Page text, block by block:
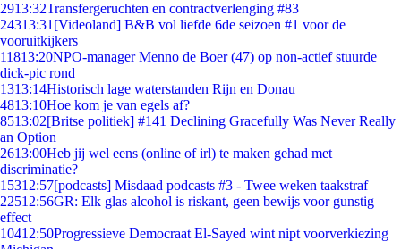
2913:32Transfergeruchten en contractverlenging #83
24313:31 [Videoland] B&B vol liefde 6de seizoen #1 voor de
vooruitkijkers
11813:20NPO-manager Menno de Boer (47) op non-actief stuurde
dick-pic rond
1313:14Historisch lage waterstanden Rijn en Donau
4813:10Hoe kom je van egels af?
8513:02[Britse politiek] #141 Declining Gracefully Was Never Really
an Option
2613:00Heb jij wel eens (online of irl) te maken gehad met
discriminatie?
15312:57[podcasts] Misdaad podcasts #3 - Twee weken taakstraf
22512:56GR: Elk glas alcohol is riskant, geen bewijs voor gunstig
effect
10412:50Progressieve Democraat El-Sayed wint nipt voorverkiezing